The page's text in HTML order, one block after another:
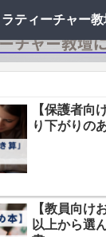
【保護者向
り下がりの
【教員向け
以上から選
ラティーチャー